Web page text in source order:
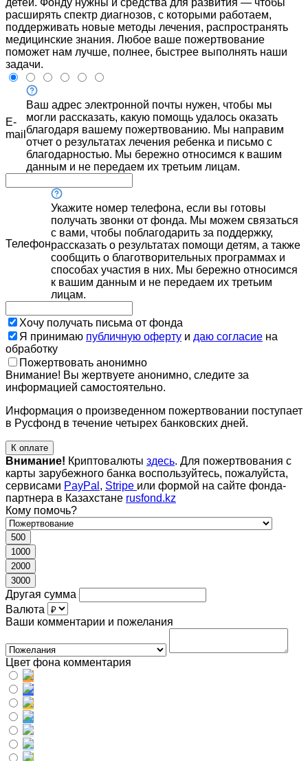
расширять спектр диагнозов, с которыми работаем,
поддерживать новые методы лечения, распространять
медицинские знания. Любое ваше пожертвование
поможет нам лучше, полнее, быстрее выполнять наши
задачи.
E-
mail
Ваш адрес электронной почты нужен, чтобы мы
могли рассказать, какую помощь удалось оказать
благодаря вашему пожертвованию. Мы направим
отчет о результатах лечения ребенка и письмо с
благодарностью. Мы бережно относимся к вашим
данным и не передаем их третьим лицам.
Телефон
Укажите номер телефона, если вы готовы
получать звонки от фонда. Мы можем связаться
с вами, чтобы поблагодарить за поддержку,
рассказать о результатах помощи детям, а также
сообщить о благотворительных программах и
способах участия в них. Мы бережно относимся
к вашим данным и не передаем их третьим
лицам.
Хочу получать письма от фонда
Я принимаю публичную оферту и даю согласие на
обработку
Пожертвовать анонимно
Внимание! Вы жертвуете анонимно, следите за
информацией самостоятельно.
Информация о произведенном пожертвовании поступает
в Русфонд в течение четырех банковских дней.
К оплате
Внимание! Криптовалюты здесь. Для пожертвования с
карты зарубежного банка воспользуйтесь, пожалуйста,
сервисами PayPal , Stripe или формой на сайте фонда-
партнера в Казахстане rusfond.kz
Кому помочь?
500
1000
2000
3000
Другая сумма
Валюта
Ваши комментарии и пожелания
Цвет фона комментария